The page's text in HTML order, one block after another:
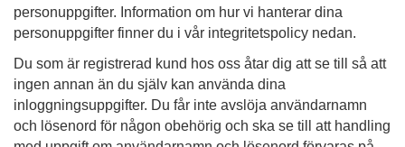
personuppgifter. Information om hur vi hanterar dina
personuppgifter finner du i vår integritetspolicy nedan.
Du som är registrerad kund hos oss åtar dig att se till så att
ingen annan än du själv kan använda dina
inloggningsuppgifter. Du får inte avslöja användarnamn
och lösenord för någon obehörig och ska se till att handling